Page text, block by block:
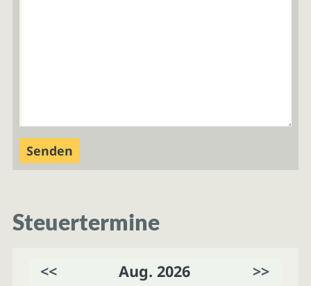
Steuertermine
<< Aug. 2026 >>